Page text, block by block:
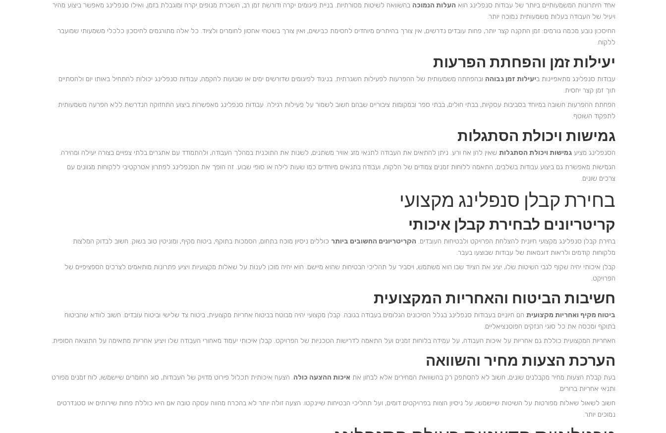
אחד היתרונות המשמעותיים ביותר של עבודות סנפלינג הוא העלות הנמוכה בהשוואה לשיטות מסורתיות. בניית פיגומים יקרה ודורשת זמן רב, השכרת מנופים יקרה ומוגבלת בזמן, ואילו סנפלינג מאפשר ביצוע מהיר
ויעיל של העבודה בעלות משמעותית נמוכה יותר.
החיסכון נובע מכמה גורמים: זמן התקנה קצר יותר, פחות עובדים נדרשים, אין צורך בהיתרים מיוחדים לחסימת כבישים, ואין צורך בשטחי אחסון לחומרים ולציוד. כל אלה מתורגמים לחיסכון כלכלי משמעותי שמועבר
ללקוח.
יעילות זמן והפחתת הפרעות
עבודות סנפלינג מתאפיינות ביעילות זמן גבוהה ובהפחתה משמעותית של ההפרעות לפעילות השגרתית. בניגוד לפיגומים שדורשים ימים או שבועות להקמה, עבודות סנפלינג יכולות להתחיל באותו יום ולהסתיים
תוך זמן קצר יחסית.
הפחתת ההפרעות חשובה במיוחד בסביבות עסקיות, בבתי חולים, בבתי ספר ובמקומות ציבוריים שבהם חשוב לשמור על פעילות רגילה. עבודות סנפלינג מאפשרות ביצוע התחזוקה הנדרשת ללא הפרעה משמעותית
לתפקוד השוטף.
גמישות ויכולת הסתגלות
הסנפלינג מציע גמישות ויכולת הסתגלות שאין להן אח ורע. ניתן להתאים את העבודה לתנאי מזג אוויר משתנים, לשנות את התוכנית במהלך העבודה, ולהתמודד עם אתגרים בלתי צפויים בצורה יעילה ומהירה.
הגמישות מאפשרת גם ביצוע עבודות בשלבים, התאמה ללוחות זמנים צמודים של הלקוח, ועבודה בתנאים מיוחדים כמו שעות לילה או סופי שבוע. זה הופך את הסנפלינג לפתרון אטרקטיבי ללקוחות מגוונים עם
צרכים שונים.
בחירת קבלן סנפלינג מקצועי
קריטריונים לבחירת קבלן איכותי
בחירת קבלן סנפלינג מקצועי חיונית להצלחת הפרויקט ולבטיחות העובדים. הקריטריונים החשובים ביותר כוללים ניסיון מוכח בתחום, הסמכות בתוקף, ביטוח מקיף, ומוניטין טוב בשוק. חשוב לבדוק המלצות
מלקוחות קודמים ולראות דוגמאות של עבודות שבוצעו בעבר.
קבלן איכותי יהיה שקוף לגבי השיטות שלו, יציג את הציוד שבו הוא משתמש, ויסביר על תהליכי הבטיחות שהוא מיישם. הוא יהיה מוכן לענות על שאלות מקצועיות ויציע פתרונות מותאמים לצרכים הספציפיים של
הפרויקט.
חשיבות הביטוח והאחריות המקצועית
ביטוח מקיף ואחריות מקצועית הם חיוניים בעבודות סנפלינג בגלל הסיכונים הגלומים בעבודה בגובה. קבלן מקצועי יהיה מבוטח בביטוח אחריות מקצועית, ביטוח צד שלישי וביטוח עובדים. חשוב לוודא שהביטוח
בתוקף ומכסה את כל סוגי הנזקים הפוטנציאליים.
האחריות המקצועית כוללת גם אחריות על איכות העבודה, על עמידה בלוחות זמנים ועל התאמה לדרישות הטכניות של הפרויקט. קבלן איכותי יעמוד מאחורי העבודה שלו ויציע אחריות מתאימה על התוצאה הסופית.
הערכת הצעות מחיר והשוואה
בעת קבלת הצעות מחיר מקבלנים שונים, חשוב לא להסתפק רק בהשוואת המחירים אלא לבחון את איכות ההצעה כולה. הצעה איכותית תכלול פירוט מדויק של העבודות, סוג החומרים שיישמשו, לוח זמנים מפורט
ותנאי אחריות ברורים.
חשוב לשאול שאלות מפורטות על השיטות שיישמשו, על ניסיון הצוות בפרויקטים דומים, ועל תהליכי הבטיחות שיינקטו. הצעה זולה יותר לא בהכרח מהווה עסקה טובה אם היא כוללת פחות שירותים או סטנדרטים
נמוכים יותר.